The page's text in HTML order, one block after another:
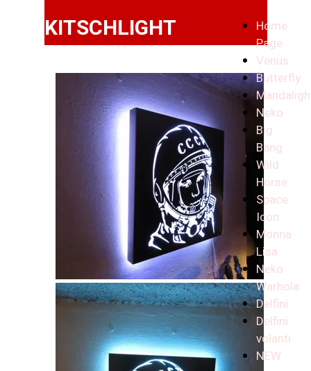
KITSCHLIGHT
Home
Page
Venus
Butterfly
Neko
Big
Bang
Wild
Horse
Space
Icon
Monna
Lisa
Neko
Warhola
Delfini
Delfini
volanti
NEW